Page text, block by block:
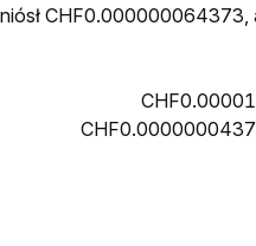
CHF0.000000064373,